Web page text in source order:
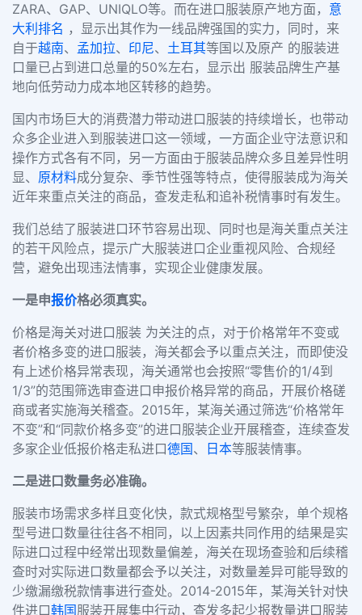
ZARA、GAP、UNIQLO等。而在进口服装原产地方面， 意
大利 排名 ，显示出其作为一线品牌强国的实力，同时，来
自于越南、 孟加拉、 印尼、 土耳其等国以及原产 的服装进
口量已占到进口总量的50%左右，显示出 服装品牌生产基
地向低劳动力成本地区转移的趋势。
国内市场巨大的消费潜力带动进口服装的持续增长，也带动
众多企业进入到服装进口这一领域，一方面企业守法意识和
操作方式各有不同，另一方面由于服装品牌众多且差异性明
显、 原材料成分复杂、季节性强等特点，使得服装成为海关
近年来重点关注的商品，查发走私和追补税情事时有发生。
我们总结了服装进口环节容易出现、同时也是海关重点关注
的若干风险点，提示广大服装进口企业重视风险、合规经
营，避免出现违法情事，实现企业健康发展。
一是申报价格必须真实。
价格是海关对进口服装 为关注的点，对于价格常年不变或
者价格多变的进口服装，海关都会予以重点关注，而即使没
有上述价格异常表现，海关通常也会按照“零售价的1/4到
1/3”的范围筛选审查进口申报价格异常的商品，开展价格磋
商或者实施海关稽查。2015年，某海关通过筛选“价格常年
不变”和“同款价格多变”的进口服装企业开展稽查，连续查发
多家企业低报价格走私进口德国、 日本等服装情事。
二是进口数量务必准确。
服装市场需求多样且变化快，款式规格型号繁杂，单个规格
型号进口数量往往各不相同，以上因素共同作用的结果是实
际进口过程中经常出现数量偏差，海关在现场查验和后续稽
查时对实际进口数量都会予以关注，对数量差异可能导致的
少缴漏缴税款情事进行查处。2014-2015年，某海关针对快
件进口韩国服装开展集中行动，查发多起少报数量进口服装